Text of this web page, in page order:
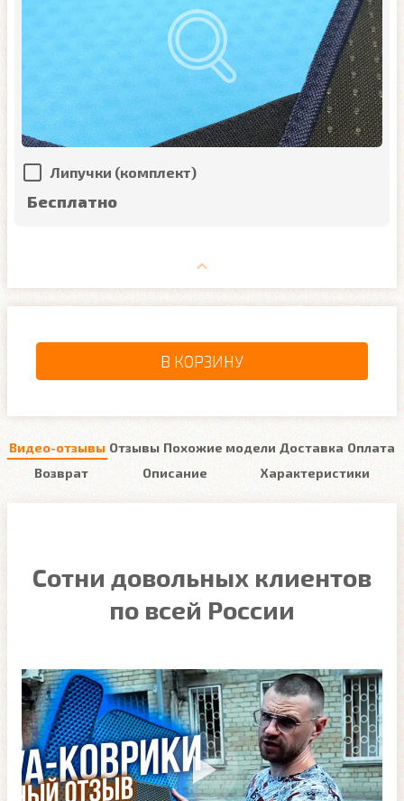
Липучки (комплект)
Бесплатно
В КОРЗИНУ
Видео-отзывы Отзывы Похожие модели Доставка Оплата
Возврат
Описание Характеристики
Сотни довольных клиентов
по всей России